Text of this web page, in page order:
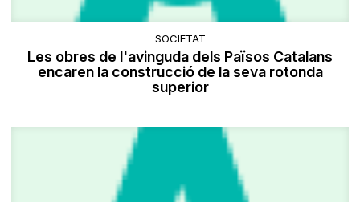
SOCIETAT
Les obres de l'avinguda dels Països Catalans
encaren la construcció de la seva rotonda
superior